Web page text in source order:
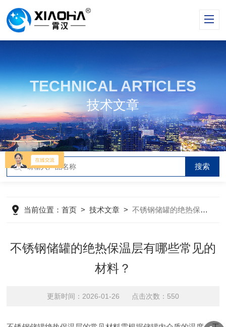
TECHNICAL ARTICLES
技术文章
当前位置：首页 >技术文章 >不锈钢储罐的绝热保温层有哪些常见的材料？
不锈钢储罐的绝热保温层有哪些常见的
材料？
更新时间：2026-01-26 点击次数：550